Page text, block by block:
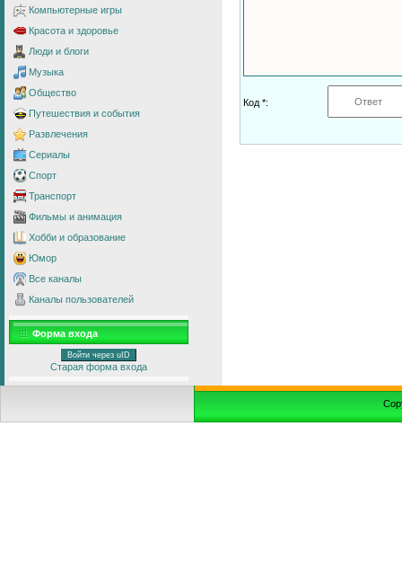
Компьютерные игры
Красота и здоровье
Люди и блоги
Музыка
Общество
Путешествия и события
Развлечения
Сериалы
Спорт
Транспорт
Фильмы и анимация
Хобби и образование
Юмор
Все каналы
Каналы пользователей
Форма входа
Войти через uID
Старая форма входа
Код *: